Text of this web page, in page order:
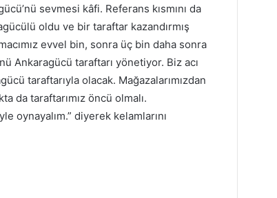
sevmesi kâfi. Referans kısmını da
oldu ve bir taraftar kazandırmış
evvel bin, sonra üç bin daha sonra
Ankaragücü taraftarı yönetiyor. Biz acı
taraftarıyla olacak. Mağazalarımızdan
da taraftarımız öncü olmalı.
oynayalım.” diyerek kelamlarını